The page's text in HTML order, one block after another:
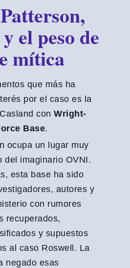
el peso de
mítica
que más ha
por el caso es la
con Wright-
Base.
ocupa un lugar muy
del imaginario OVNI.
esta base ha sido
autores y
con rumores
recuperados,
y supuestos
al caso Roswell. La
negado esas